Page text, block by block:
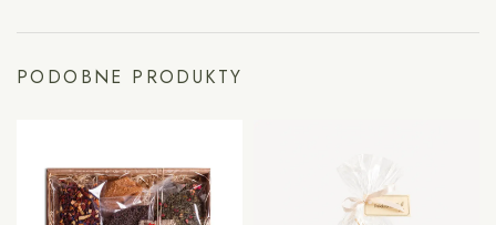
PODOBNE PRODUKTY